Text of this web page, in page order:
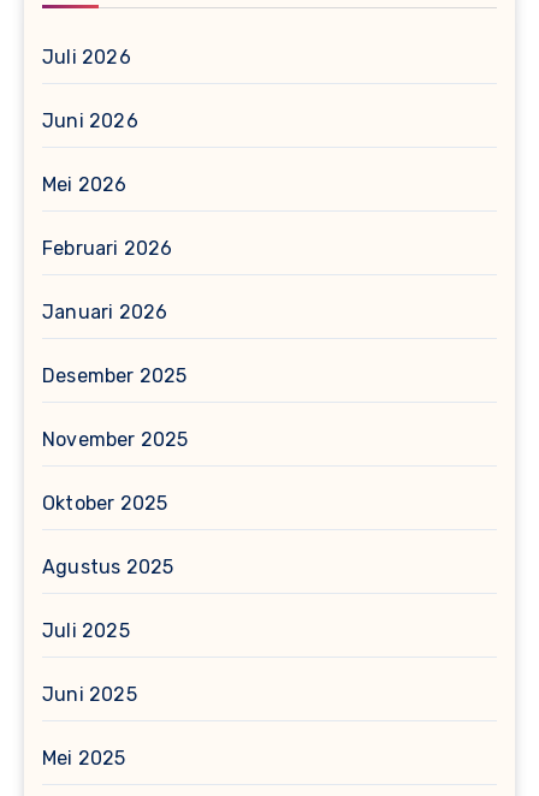
Juli 2026
Juni 2026
Mei 2026
Februari 2026
Januari 2026
Desember 2025
November 2025
Oktober 2025
Agustus 2025
Juli 2025
Juni 2025
Mei 2025